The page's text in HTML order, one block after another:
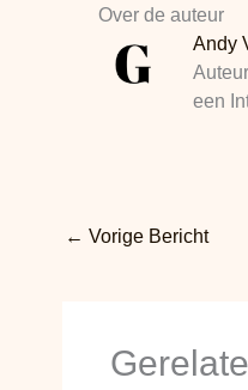
Over de auteur
Andy
een
← Vorige Bericht